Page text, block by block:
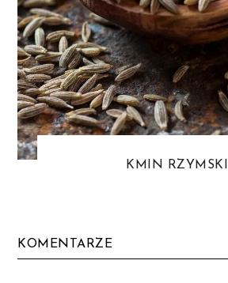
KMIN RZYMSKI
KOMENTARZE